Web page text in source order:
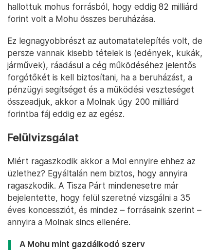
hallottuk mohus forrásból, hogy eddig 82 milliárd
forint volt a Mohu összes beruházása.
Ez legnagyobbrészt az automatatelepítés volt, de
persze vannak kisebb tételek is (edények, kukák,
járművek), ráadásul a cég működéséhez jelentős
forgótőkét is kell biztosítani, ha a beruházást, a
pénzügyi segítséget és a működési veszteséget
összeadjuk, akkor a Molnak úgy 200 milliárd
forintba fáj eddig ez az egész.
Felülvizsgálat
Miért ragaszkodik akkor a Mol ennyire ehhez az
üzlethez? Egyáltalán nem biztos, hogy annyira
ragaszkodik. A Tisza Párt mindenesetre már
bejelentette, hogy felül szeretné vizsgálni a 35
éves koncessziót, és mindez – forrásaink szerint –
annyira a Molnak sincs ellenére.
A Mohu mint gazdálkodó szerv